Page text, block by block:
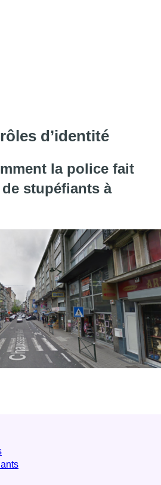
d’identité
la police fait
stupéfiants à
"Ixelles: voici comment la